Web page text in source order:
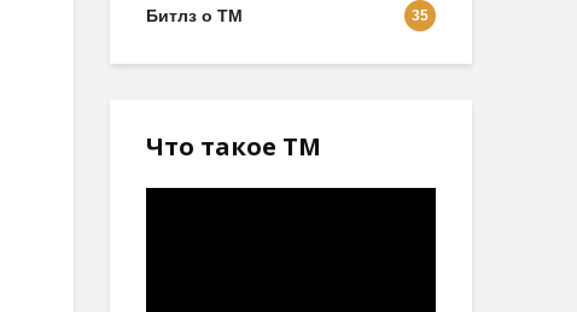
Битлз о ТМ 35
Что такое ТМ